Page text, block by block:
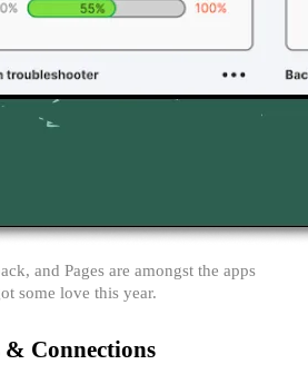
and Pages are amongst the apps
some love this year.
Connections